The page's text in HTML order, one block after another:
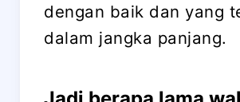
dengan baik dan yang
dalam jangka panjang.